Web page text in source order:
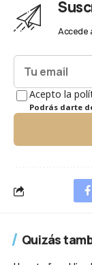
Accede
Acepto la
Podrás darte
Quizás